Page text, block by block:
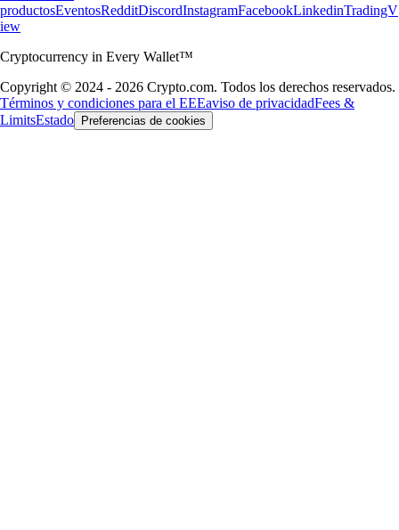
productosEventosRedditDiscordInstagramFacebookLinkedinTradingV
iew
Cryptocurrency in Every Wallet™
Copyright © 2024 - 2026 Crypto.com. Todos los derechos reservados.
Términos y condiciones para el EEEaviso de privacidadFees &
LimitsEstado Preferencias de cookies